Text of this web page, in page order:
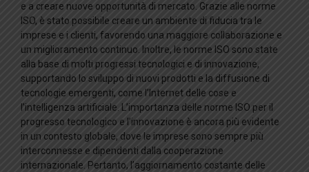
e a creare nuove opportunità di mercato. Grazie alle norme
ISO, è stato possibile creare un ambiente di fiducia tra le
imprese e i clienti, favorendo una maggiore collaborazione e
un miglioramento continuo. Inoltre, le norme ISO sono state
alla base di molti progressi tecnologici e di innovazione,
supportando lo sviluppo di nuovi prodotti e la diffusione di
tecnologie emergenti, come l’Internet delle cose e
l’intelligenza artificiale. L’importanza delle norme ISO per il
progresso tecnologico e l’innovazione è ancora più evidente
in un contesto globale, dove le imprese sono sempre più
interconnesse e dipendenti dalla cooperazione
internazionale. Pertanto, l’aggiornamento costante delle